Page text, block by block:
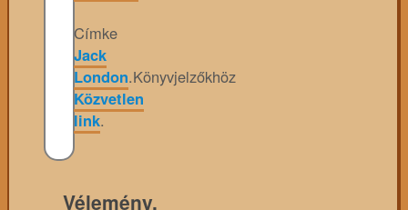
Címke
Jack
London.Könyvjelzőkhöz
Közvetlen
link.
Vélemény,